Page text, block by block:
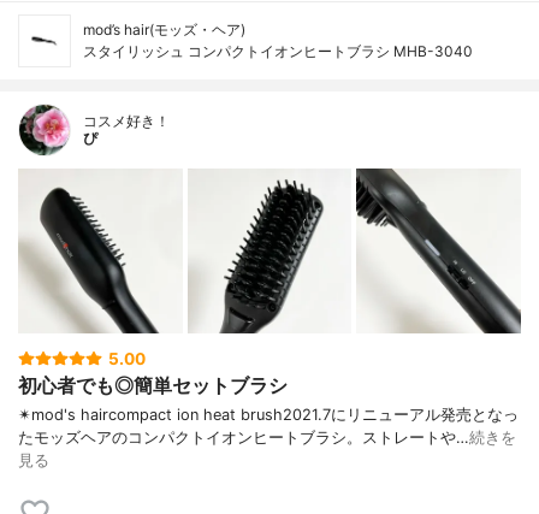
mod’s hair(モッズ・ヘア)
スタイリッシュ コンパクトイオンヒートブラシ MHB-3040
コスメ好き！
ぴ
5.00
初心者でも◎簡単セットブラシ
✴︎mod's haircompact ion heat brush2021.7にリニューアル発売となっ
たモッズヘアのコンパクトイオンヒートブラシ。ストレートや…続きを
見る